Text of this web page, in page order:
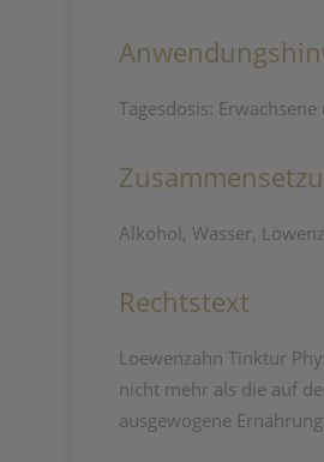
Tagesdosis:
Alkohol, Wasser,
Rechtstext
Loewenzahn Tinktur
nicht mehr als die auf
ausgewogene